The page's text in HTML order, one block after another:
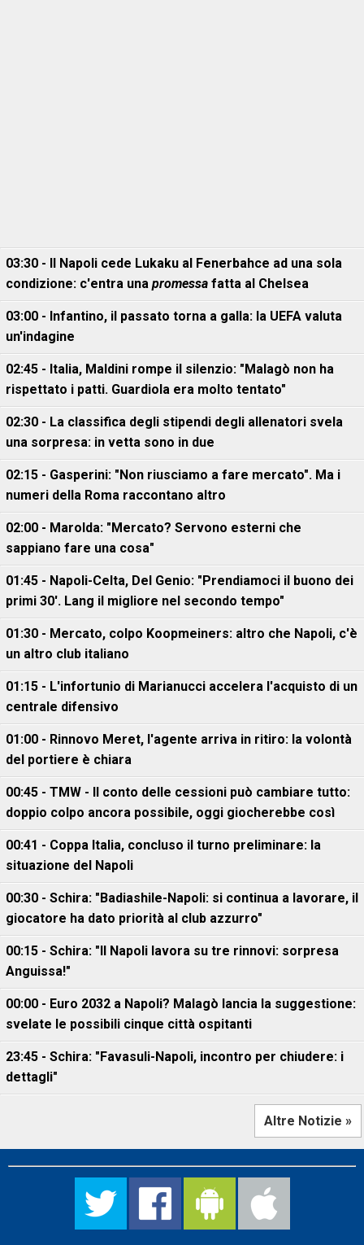
03:30 - Il Napoli cede Lukaku al Fenerbahce ad una sola
condizione: c'entra una promessa fatta al Chelsea
03:00 - Infantino, il passato torna a galla: la UEFA valuta
un'indagine
02:45 - Italia, Maldini rompe il silenzio: "Malagò non ha
rispettato i patti. Guardiola era molto tentato"
02:30 - La classifica degli stipendi degli allenatori svela
una sorpresa: in vetta sono in due
02:15 - Gasperini: "Non riusciamo a fare mercato". Ma i
numeri della Roma raccontano altro
02:00 - Marolda: "Mercato? Servono esterni che
sappiano fare una cosa"
01:45 - Napoli-Celta, Del Genio: "Prendiamoci il buono dei
primi 30'. Lang il migliore nel secondo tempo"
01:30 - Mercato, colpo Koopmeiners: altro che Napoli, c'è
un altro club italiano
01:15 - L'infortunio di Marianucci accelera l'acquisto di un
centrale difensivo
01:00 - Rinnovo Meret, l'agente arriva in ritiro: la volontà
del portiere è chiara
00:45 - TMW - Il conto delle cessioni può cambiare tutto:
doppio colpo ancora possibile, oggi giocherebbe così
00:41 - Coppa Italia, concluso il turno preliminare: la
situazione del Napoli
00:30 - Schira: "Badiashile-Napoli: si continua a lavorare, il
giocatore ha dato priorità al club azzurro"
00:15 - Schira: "Il Napoli lavora su tre rinnovi: sorpresa
Anguissa!"
00:00 - Euro 2032 a Napoli? Malagò lancia la suggestione:
svelate le possibili cinque città ospitanti
23:45 - Schira: "Favasuli-Napoli, incontro per chiudere: i
dettagli"
Altre Notizie »